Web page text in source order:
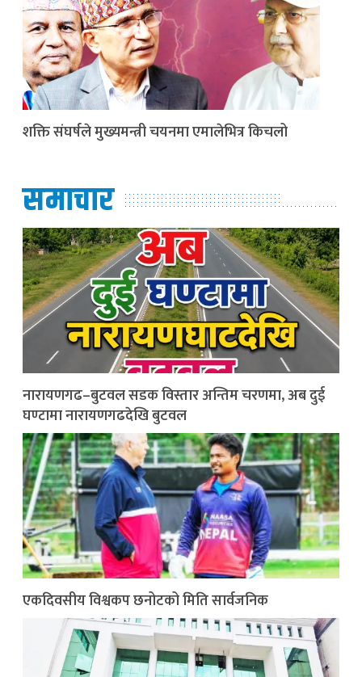
शक्ति संघर्षले मुख्यमन्त्री चयनमा एमालेभित्र किचलो
समाचार
नारायणगढ–बुटवल सडक विस्तार अन्तिम चरणमा, अब दुई
घण्टामा नारायणगढदेखि बुटवल
एकदिवसीय विश्वकप छनोटको मिति सार्वजनिक